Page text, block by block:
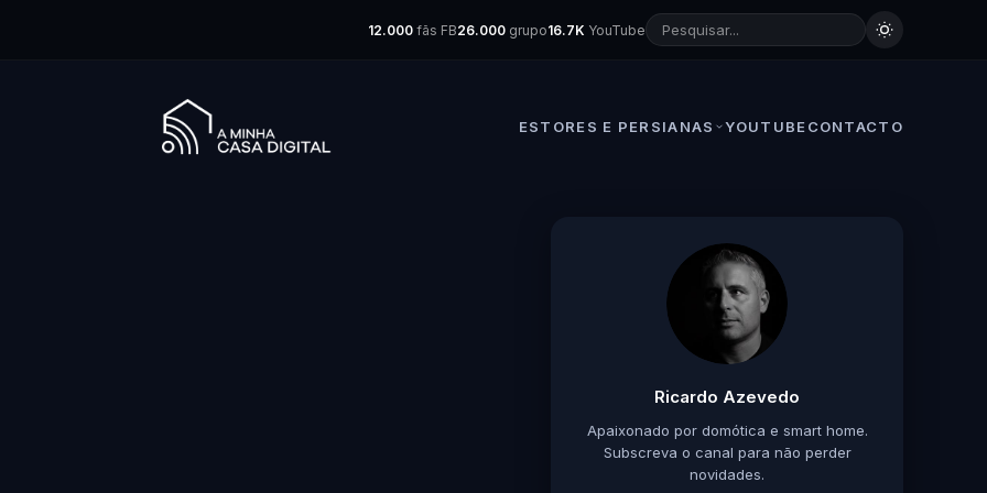
12.000 fãs FB26.000 grupo16.7K YouTube
ESTORES E PERSIANAS YOUTUBE CONTACTO
Ricardo Azevedo
Apaixonado por domótica e smart home.
Subscreva o canal para não perder
novidades.